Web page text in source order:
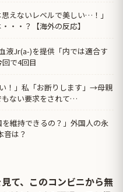
えないレベルで美しい…！」
・・？【海外の反応】
液Jr(a-)を提供「内では適合す
で4回目
！」私「お断りします」→母親
もない要求をされて…
を維持できるの？」外国人の永
音は？
て、このコンビニから無